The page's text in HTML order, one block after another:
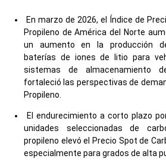
En marzo de 2026, el Índice de
Propileno de América del Norte
un aumento en la producción
baterías de iones de litio para
sistemas de almacenamiento
fortaleció las perspectivas de
Propileno.
El endurecimiento a corto plazo
unidades seleccionadas de
propileno elevó el Precio Spot de
especialmente para grados de alta